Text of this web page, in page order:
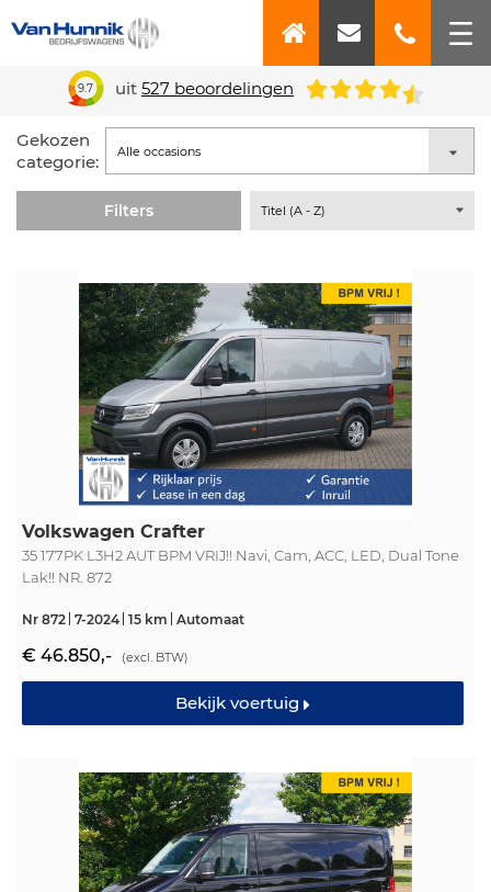
9.7 uit 527beoordelingen
Gekozen
categorie:
Filters
Volkswagen Crafter
35 177PK L3H2 AUT BPM VRIJ!! Navi, Cam, ACC, LED, Dual Tone
Lak!! NR. 872
Nr 872 7-2024 15 km Automaat
€ 46.850,- (excl. BTW)
Bekijk voertuig